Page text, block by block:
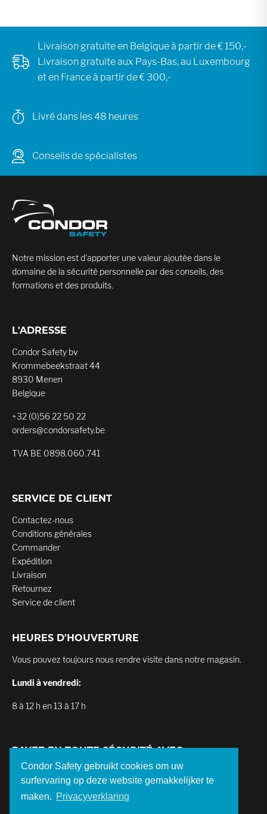
Condor Safety gebruikt cookies om uw
surfervaring op deze website gemakkelijker te
maken. Privacyverklaring
Livraison gratuite en Belgique à partir de € 150,-
Livraison gratuite aux Pays-Bas, au Luxembourg
et en France à partir de € 300,-
Livré dans les 48 heures
Conseils de spécialistes
Notre mission est d’apporter une valeur ajoutée dans le
domaine de la sécurité personnelle par des conseils, des
formations et des produits.
L'ADRESSE
Condor Safety bv
Krommebeekstraat 44
8930 Menen
Belgique
+32 (0)56 22 50 22
orders@condorsafety.be
TVA BE 0898.060.741
SERVICE DE CLIENT
Contactez-nous
Conditions générales
Commander
Expédition
Livraison
Retournez
Service de client
HEURES D'HOUVERTURE
Vous pouvez toujours nous rendre visite dans notre magasin.
Lundi à vendredi:
8 à 12 h en 13 à 17 h
PAYEZ EN TOUTE SÉCURITÉ AVEC